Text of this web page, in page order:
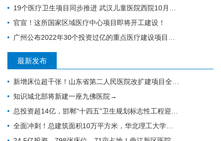
19个医疗卫生项目同步推进 武汉儿童医院西院10月交付 武汉经开区投资70亿元建设“健康车谷”
官宣！这所国家区域医疗中心项目即将开工建设！
广州公布2022年30个投资过亿的重点医疗建设项目，全力打造医疗卫生高地｜广州篇
最新发布
新增床位超千张！山东省第二人民医院改扩建项目全力推进，地上主体施工倒计时
知识城北部将新建一座九佛医院→
总投资超14亿，邯郸"十四五"卫生规划标志性工程迎施工方落地
全面冲刺！总建筑面积10万平方米，华北理工大学附属医院花海院区一期工程加速成型